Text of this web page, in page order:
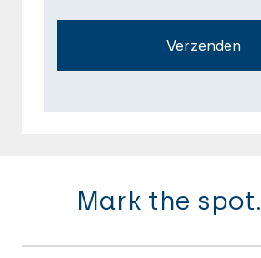
Verzenden
Mark the spot.